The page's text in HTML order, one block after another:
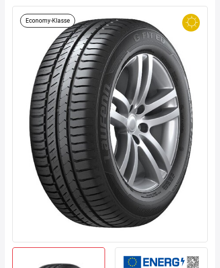
Economy-Klasse